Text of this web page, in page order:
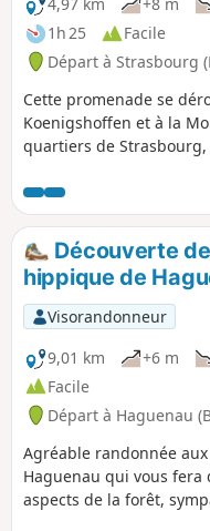
4,97 km
+8 m
1h 25
Facile
Départ à Strasbourg
Cette promenade se
Koenigshoffen et à la
quartiers de
au bord des cours d'eau,
ville n'est pas très loin.
Découverte
hippique de
Visorandonneur
9,01 km
+6 m
Facile
Départ à Haguenau
Agréable randonnée
Haguenau qui vous
aspects de la forêt,